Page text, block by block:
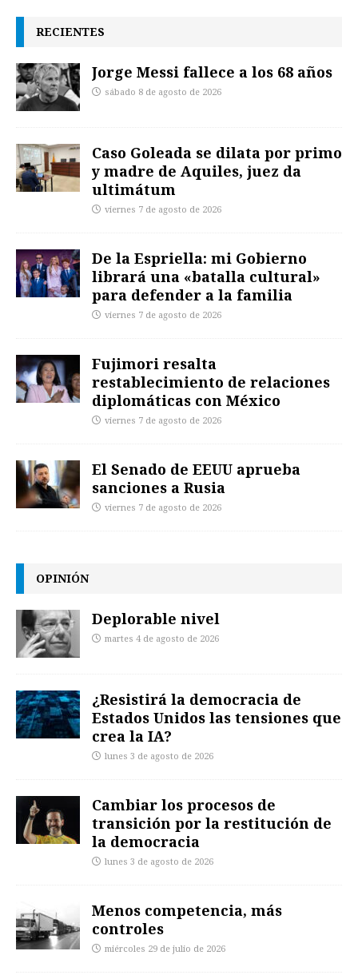
RECIENTES
Jorge Messi fallece a los 68 años
sábado 8 de agosto de 2026
Caso Goleada se dilata por primo
y madre de Aquiles, juez da
ultimátum
viernes 7 de agosto de 2026
De la Espriella: mi Gobierno
librará una «batalla cultural»
para defender a la familia
viernes 7 de agosto de 2026
Fujimori resalta
restablecimiento de relaciones
diplomáticas con México
viernes 7 de agosto de 2026
El Senado de EEUU aprueba
sanciones a Rusia
viernes 7 de agosto de 2026
OPINIÓN
Deplorable nivel
martes 4 de agosto de 2026
¿Resistirá la democracia de
Estados Unidos las tensiones que
crea la IA?
lunes 3 de agosto de 2026
Cambiar los procesos de
transición por la restitución de
la democracia
lunes 3 de agosto de 2026
Menos competencia, más
controles
miércoles 29 de julio de 2026